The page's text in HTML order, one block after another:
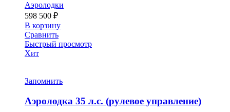
Аэролодки
598 500 ₽
В корзину
Сравнить
Быстрый просмотр
Хит
Запомнить
Аэролодка 35 л.с. (рулевое управление)